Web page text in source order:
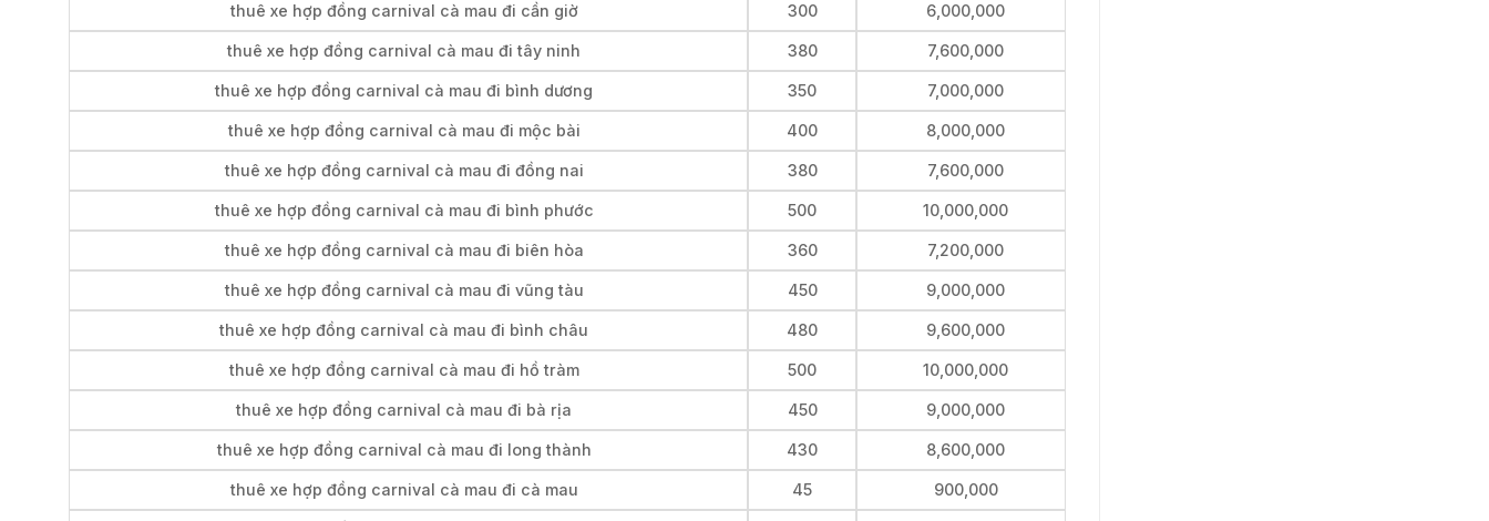
thuê xe hợp đồng carnival cà mau đi cần giờ 300 6,000,000
thuê xe hợp đồng carnival cà mau đi tây ninh 380 7,600,000
thuê xe hợp đồng carnival cà mau đi bình dương 350 7,000,000
thuê xe hợp đồng carnival cà mau đi mộc bài 400 8,000,000
thuê xe hợp đồng carnival cà mau đi đồng nai 380 7,600,000
thuê xe hợp đồng carnival cà mau đi bình phước 500 10,000,000
thuê xe hợp đồng carnival cà mau đi biên hòa 360 7,200,000
thuê xe hợp đồng carnival cà mau đi vũng tàu 450 9,000,000
thuê xe hợp đồng carnival cà mau đi bình châu 480 9,600,000
thuê xe hợp đồng carnival cà mau đi hồ tràm 500 10,000,000
thuê xe hợp đồng carnival cà mau đi bà rịa 450 9,000,000
thuê xe hợp đồng carnival cà mau đi long thành 430 8,600,000
thuê xe hợp đồng carnival cà mau đi cà mau 45 900,000